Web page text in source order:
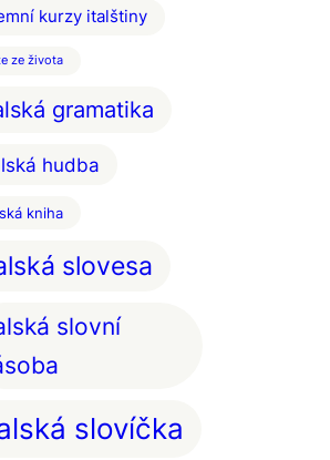
kurzy italštiny
ze života
gramatika
hudba
kniha
slovesa
slovní
slovíčka